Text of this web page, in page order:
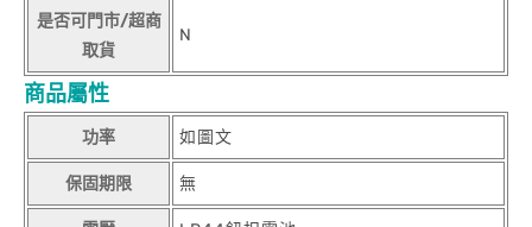
是否可門市/超商
取貨
N
商品屬性
功率 如圖文
保固期限 無